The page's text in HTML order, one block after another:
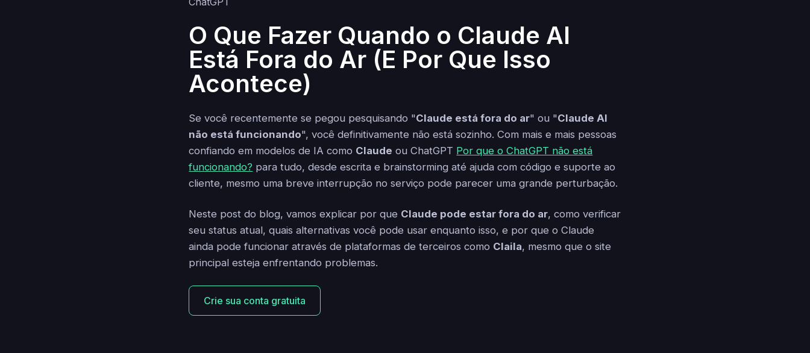
O Que Fazer Quando o Claude AI
Está Fora do Ar (E Por Que Isso
Acontece)
Se você recentemente se pegou pesquisando "Claude está fora do ar" ou "Claude AI
não está funcionando", você definitivamente não está sozinho. Com mais e mais pessoas
confiando em modelos de IA como Claude ou ChatGPT Por que o ChatGPT não está
funcionando? para tudo, desde escrita e brainstorming até ajuda com código e suporte ao
cliente, mesmo uma breve interrupção no serviço pode parecer uma grande perturbação.
Neste post do blog, vamos explicar por que Claude pode estar fora do ar, como verificar
seu status atual, quais alternativas você pode usar enquanto isso, e por que o Claude
ainda pode funcionar através de plataformas de terceiros como Claila, mesmo que o site
principal esteja enfrentando problemas.
Crie sua conta gratuita